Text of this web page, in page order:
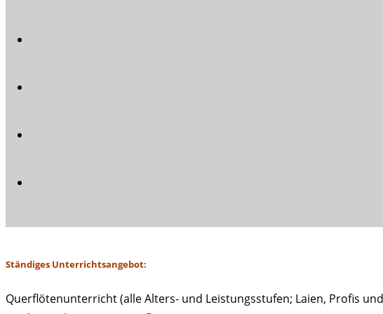
Ständiges Unterrichtsangebot:
Querflötenunterricht (alle Alters- und Leistungsstufen; Laien, Profis